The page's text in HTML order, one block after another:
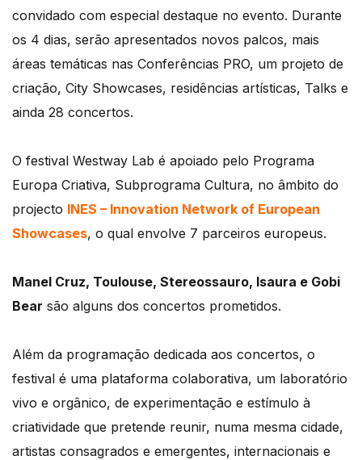
convidado com especial destaque no evento. Durante
os 4 dias, serão apresentados novos palcos, mais
áreas temáticas nas Conferências PRO, um projeto de
criação, City Showcases, residências artísticas, Talks e
ainda 28 concertos.
O festival Westway Lab é apoiado pelo Programa
Europa Criativa, Subprograma Cultura, no âmbito do
projecto INES – Innovation Network of European
Showcases, o qual envolve 7 parceiros europeus.
Manel Cruz, Toulouse, Stereossauro, Isaura e Gobi
Bear são alguns dos concertos prometidos.
Além da programação dedicada aos concertos, o
festival é uma plataforma colaborativa, um laboratório
vivo e orgânico, de experimentação e estímulo à
criatividade que pretende reunir, numa mesma cidade,
artistas consagrados e emergentes, internacionais e